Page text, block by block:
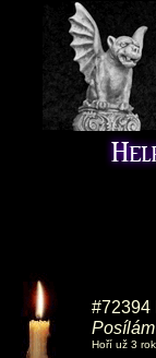
#72394
Hoří už 3